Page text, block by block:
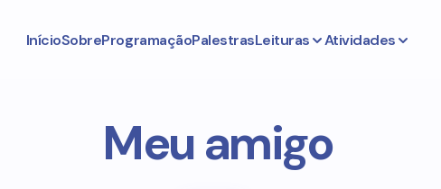
InícioSobreProgramaçãoPalestrasLeituras Atividades
Meu amigo